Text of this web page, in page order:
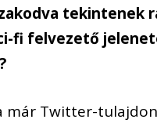
tekintenek
fi felvezető
már Twitter-